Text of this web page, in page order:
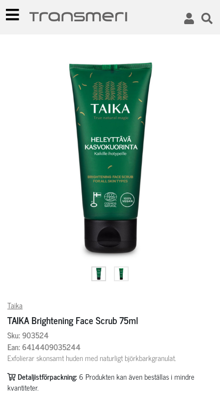
Taika
TAIKA Brightening Face Scrub 75ml
Sku: 903524
Ean: 6414409035244
Exfolierar skonsamt huden med naturligt björkbarkgranulat.
Detaljistförpackning:6 Produkten kan även beställas i mindre
kvantiteter.